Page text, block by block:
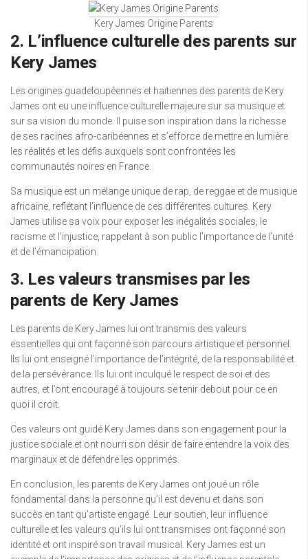
Kery James Origine Parents
2. L’influence culturelle des parents sur
Kery James
Les origines guadeloupéennes et haïtiennes des parents de Kery
James ont eu une influence culturelle majeure sur sa musique et
sur sa vision du monde. Il puise son inspiration dans la richesse
de ses racines afro-caribéennes et s’efforce de mettre en lumière
les réalités et les défis auxquels sont confrontées les
communautés noires en France.
Sa musique est un mélange unique de rap, de reggae et de musique
africaine, reflétant l’influence de ces différentes cultures. Kery
James utilise sa voix pour exposer les inégalités sociales, le
racisme et l’injustice, rappelant à son public l’importance de l’unité
et de l’émancipation.
3. Les valeurs transmises par les
parents de Kery James
Les parents de Kery James lui ont transmis des valeurs
essentielles qui ont façonné son parcours artistique et personnel.
Ils lui ont enseigné l’importance de l’intégrité, de la responsabilité et
de la persévérance. Ils lui ont inculqué le respect de soi et des
autres, et l’ont encouragé à toujours se tenir debout pour ce en
quoi il croit.
Ces valeurs ont guidé Kery James dans son engagement pour la
justice sociale et ont nourri son désir de faire entendre la voix des
marginaux et de défendre les opprimés.
En conclusion, les parents de Kery James ont joué un rôle
fondamental dans la personne qu’il est devenu et dans son
succès en tant qu’artiste engagé. Leur soutien, leur influence
culturelle et les valeurs qu’ils lui ont transmises ont façonné son
identité et ont inspiré son travail musical. Kery James est un